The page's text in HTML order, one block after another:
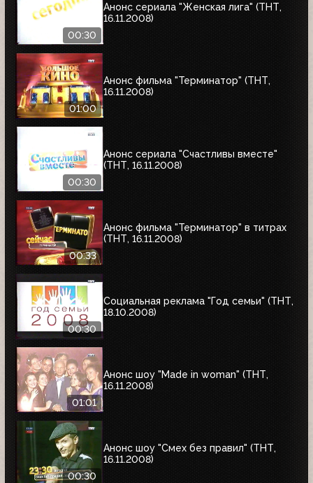
00:30
Анонс сериала "Женская лига" (ТНТ,
16.11.2008)
01:00
Анонс фильма "Терминатор" (ТНТ,
16.11.2008)
00:30
Анонс сериала "Счастливы вместе"
(ТНТ, 16.11.2008)
00:33
Анонс фильма "Терминатор" в титрах
(ТНТ, 16.11.2008)
00:30
Социальная реклама "Год семьи" (ТНТ,
18.10.2008)
01:01
Анонс шоу "Made in woman" (ТНТ,
16.11.2008)
00:30
Анонс шоу "Смех без правил" (ТНТ,
16.11.2008)